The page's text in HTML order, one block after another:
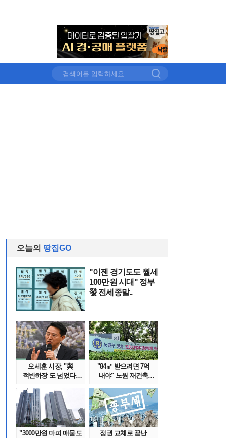
오늘의 땅집GO
"이젠 경기도도 월세
100만원 시대" 정부
發 전세종말..
오세훈 시장, "與
적반하장 도 넘었다"
"84㎡ 받으려면 7억
내야" 노원 재건축
"3000만원 마피 매물도
정권 교체로 끝난